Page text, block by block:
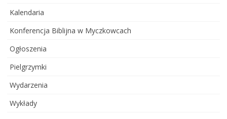
Kalendaria
Konferencja Biblijna w Myczkowcach
Ogłoszenia
Pielgrzymki
Wydarzenia
Wykłady